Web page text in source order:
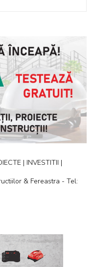
| INVESTITII |
& Fereastra - Tel: